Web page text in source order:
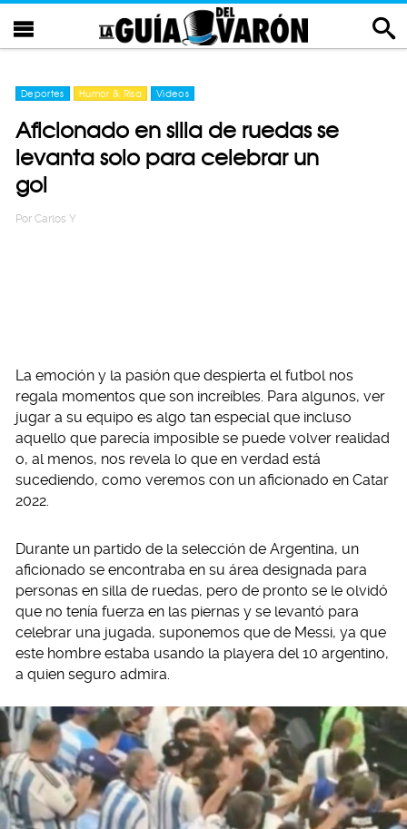
Deportes Humor & Risa Videos
Aficionado en silla de ruedas se
levanta solo para celebrar un
gol
Por Carlos Y
La emoción y la pasión que despierta el futbol nos
regala momentos que son increíbles. Para algunos, ver
jugar a su equipo es algo tan especial que incluso
aquello que parecía imposible se puede volver realidad
o, al menos, nos revela lo que en verdad está
sucediendo, como veremos con un aficionado en Catar
2022.
Durante un partido de la selección de Argentina, un
aficionado se encontraba en su área designada para
personas en silla de ruedas, pero de pronto se le olvidó
que no tenía fuerza en las piernas y se levantó para
celebrar una jugada, suponemos que de Messi, ya que
este hombre estaba usando la playera del 10 argentino,
a quien seguro admira.